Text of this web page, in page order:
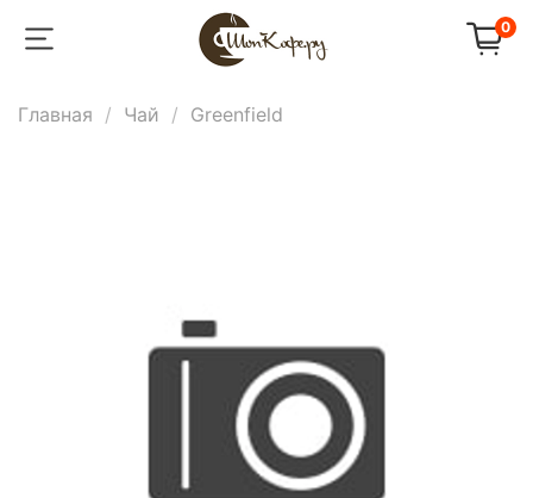
0
Главная Чай Greenfield